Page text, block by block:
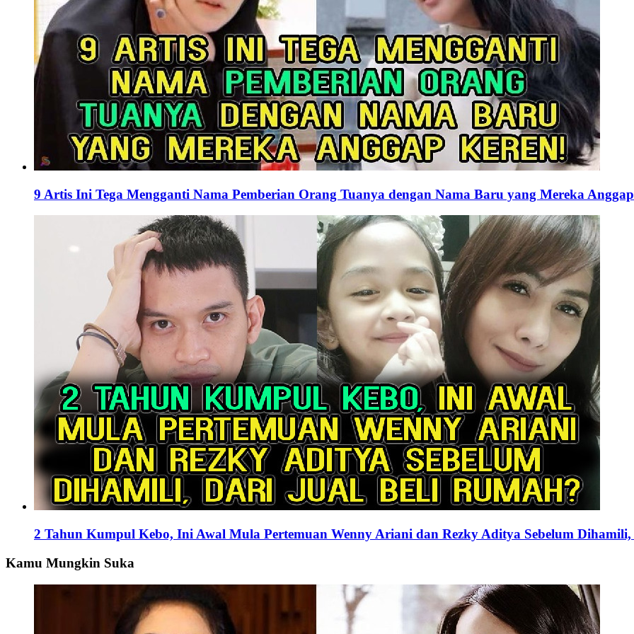
9 Artis Ini Tega Mengganti Nama Pemberian Orang Tuanya dengan Nama Baru yang Mereka
2 Tahun Kumpul Kebo, Ini Awal Mula Pertemuan Wenny Ariani dan Rezky Aditya Sebelum
Kamu Mungkin Suka